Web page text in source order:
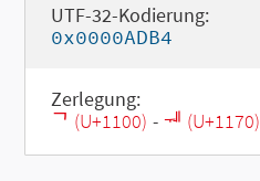
UTF-32-Kodierung:
0x0000ADB4
Zerlegung:
ᄀ (U+1100) - ᅰ (U+1170)